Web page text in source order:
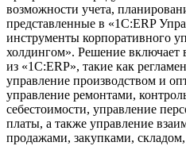
возможности учета,
представленные в «1С:ERP
инструменты корпоративного
холдингом». Решение включает
из «1С:ERP», такие как
управление производством и
управление ремонтами,
себестоимости, управление
платы, а также управление
продажами, закупками,